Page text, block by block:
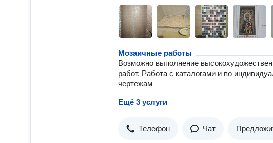
Мозаичные работы
Возможно выполнение
работ. Работа с каталогами и по
чертежам
Ещё 3 услуги
Телефон Чат